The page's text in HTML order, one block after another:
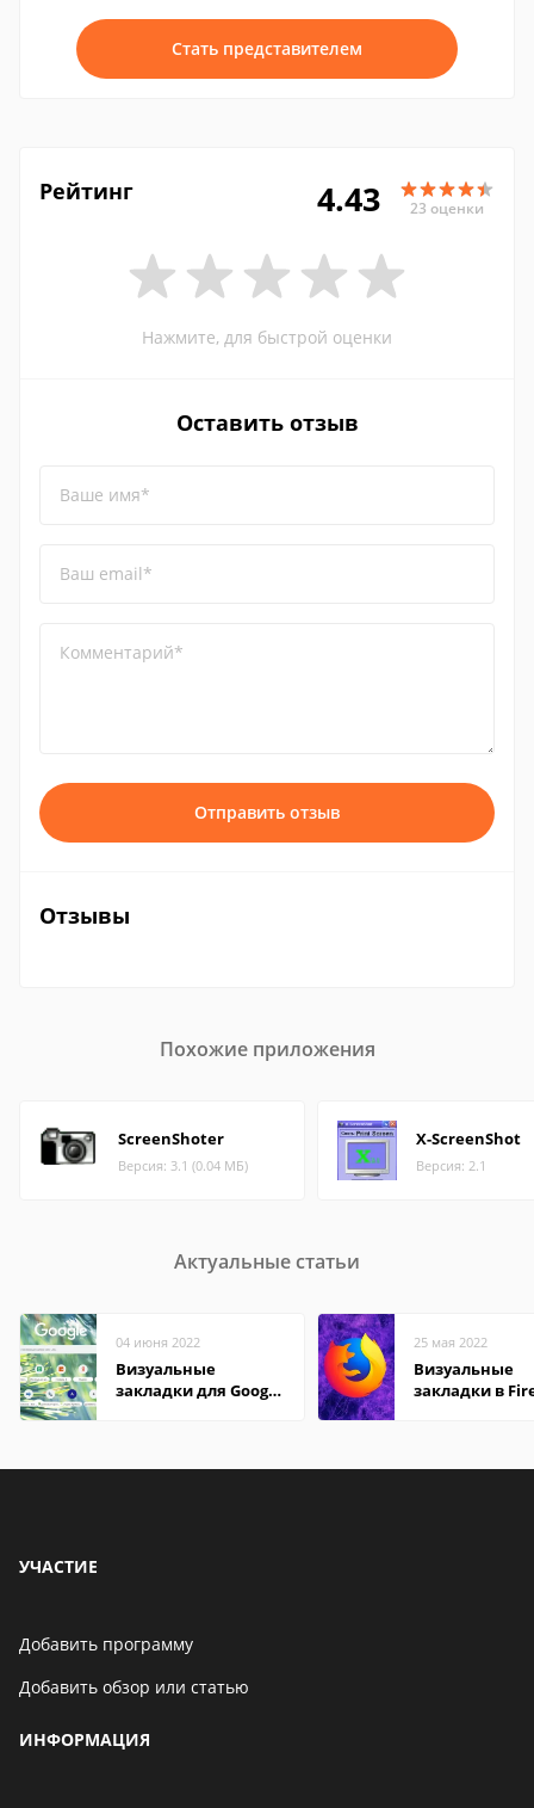
Стать представителем
Рейтинг 4.43 23 оценки
Нажмите, для быстрой оценки
Оставить отзыв
Ваше имя*
Ваш email*
Комментарий*
Отправить отзыв
Отзывы
Похожие приложения
ScreenShoter
Версия: 3.1 (0.04 МБ)
X-ScreenShot
Версия: 2.1
Актуальные статьи
04 июня 2022
Визуальные
закладки для Google
25 мая 2022
Визуальные
закладки в
УЧАСТИЕ
Добавить программу
Добавить обзор или статью
ИНФОРМАЦИЯ